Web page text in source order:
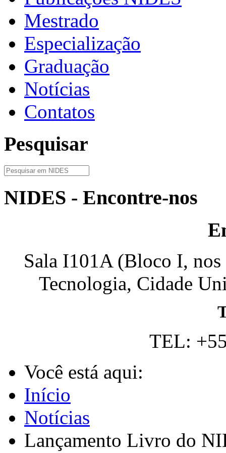
Mestrado
Especialização
Graduação
Notícias
Contatos
Pesquisar
NIDES - Encontre-nos
Sala I101A (Bloco I,
Tecnologia, Cidade
TEL:
Você está aqui:
Início
Notícias
Lançamento Livro do